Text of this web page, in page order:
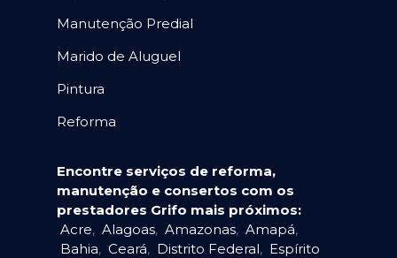
Manutenção Predial
Marido de Aluguel
Pintura
Reforma
Encontre serviços de reforma,
manutenção e consertos com os
prestadores Grifo mais próximos:
Acre, Alagoas, Amazonas, Amapá,
Bahia, Ceará, Distrito Federal, Espírito